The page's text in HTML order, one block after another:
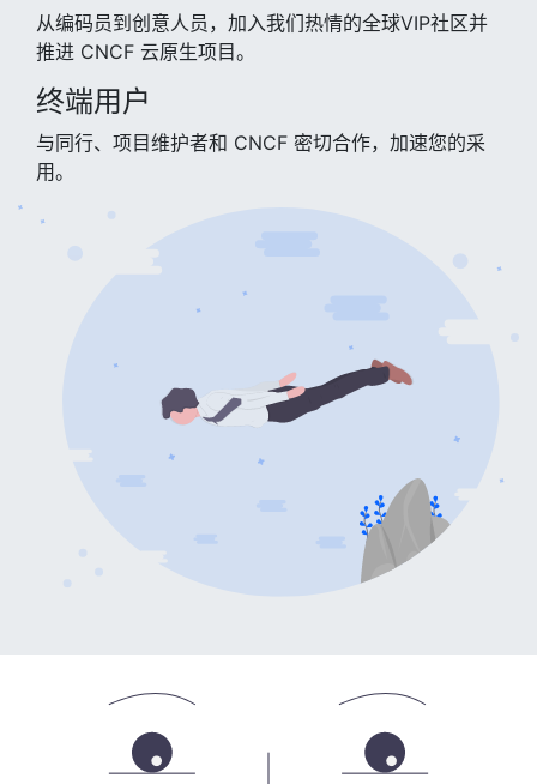
从编码员到创意人员，加入我们热情的全球VIP社区并
推进 CNCF 云原生项目。
终端用户
与同行、项目维护者和 CNCF 密切合作，加速您的采
用。